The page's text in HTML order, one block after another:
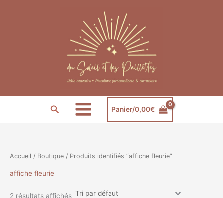
Rechercher Panier/0,00€
Accueil / Boutique / Produits identifiés “affiche fleurie”
affiche fleurie
2 résultats affichés